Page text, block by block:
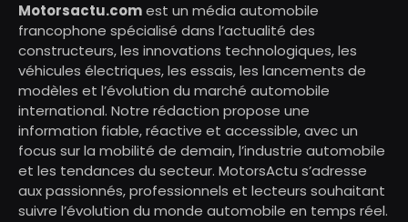
Motorsactu.comest un média automobile
francophone spécialisé dans l’actualité des
constructeurs, les innovations technologiques, les
véhicules électriques, les essais, les lancements de
modèles et l’évolution du marché automobile
international. Notre rédaction propose une
information fiable, réactive et accessible, avec un
focus sur la mobilité de demain, l’industrie automobile
et les tendances du secteur. MotorsActu s’adresse
aux passionnés, professionnels et lecteurs souhaitant
suivre l’évolution du monde automobile en temps réel.